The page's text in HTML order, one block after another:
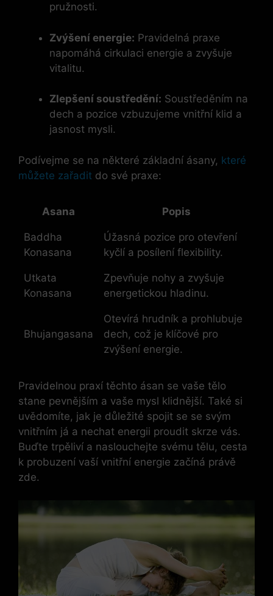
pružnosti.
Zvýšení energie: Pravidelná praxe
napomáhá cirkulaci energie a zvyšuje
vitalitu.
Zlepšení soustředění: Soustředěním na
dech a pozice vzbuzujeme vnitřní klid a
jasnost mysli.
Podívejme se na některé základní ásany, které
můžete zařadit do své praxe:
Asana Popis
Baddha
Konasana
Úžasná pozice pro otevření
kyčlí a posílení flexibility.
Utkata
Konasana
Zpevňuje nohy a zvyšuje
energetickou hladinu.
Bhujangasana
Otevírá hrudník a prohlubuje
dech, což je klíčové pro
zvýšení energie.
Pravidelnou praxí těchto ásan se vaše tělo
stane pevnějším a vaše mysl klidnější. Také si
uvědomíte, jak je důležité spojit se se svým
vnitřním já a nechat energii proudit skrze vás.
Buďte trpěliví a naslouchejte svému tělu, cesta
k probuzení vaší vnitřní energie začíná právě
zde.